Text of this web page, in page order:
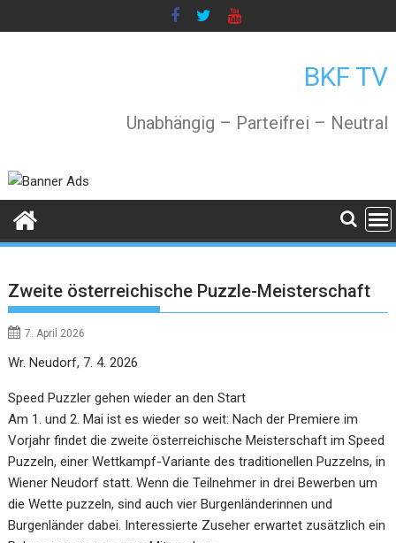
to
BKF TV
Unabhängig – Parteifrei – Neutral
Zweite österreichische Puzzle-Meisterschaft
7. April 2026
Wr. Neudorf, 7. 4. 2026
Speed Puzzler gehen wieder an den Start
Am 1. und 2. Mai ist es wieder so weit: Nach der Premiere im
Vorjahr findet die zweite österreichische Meisterschaft im Speed
Puzzeln, einer Wettkampf-Variante des traditionellen Puzzelns, in
Wiener Neudorf statt. Wenn die Teilnehmer in drei Bewerben um
die Wette puzzeln, sind auch vier Burgenländerinnen und
Burgenländer dabei. Interessierte Zuseher erwartet zusätzlich ein